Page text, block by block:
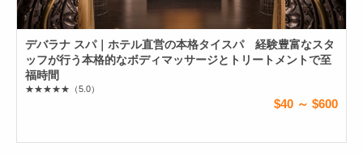
デバラナ スパ｜ホテル直営の本格タイスパ 経験豊富なスタ
ッフが行う本格的なボディマッサージとトリートメントで至
福時間
★★★★★ （5.0）
$40 ～ $600